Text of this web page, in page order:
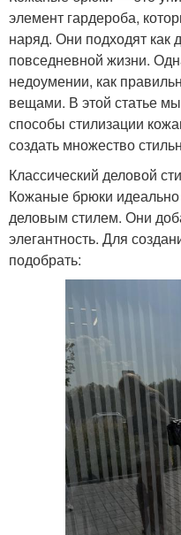
элемент гардероба,
наряд. Они подходят как
повседневной жизни.
недоумении, как
вещами. В этой статье
способы стилизации
создать множество
Классический деловой
Кожаные брюки идеально
деловым стилем. Они
элегантность. Для
подобрать: